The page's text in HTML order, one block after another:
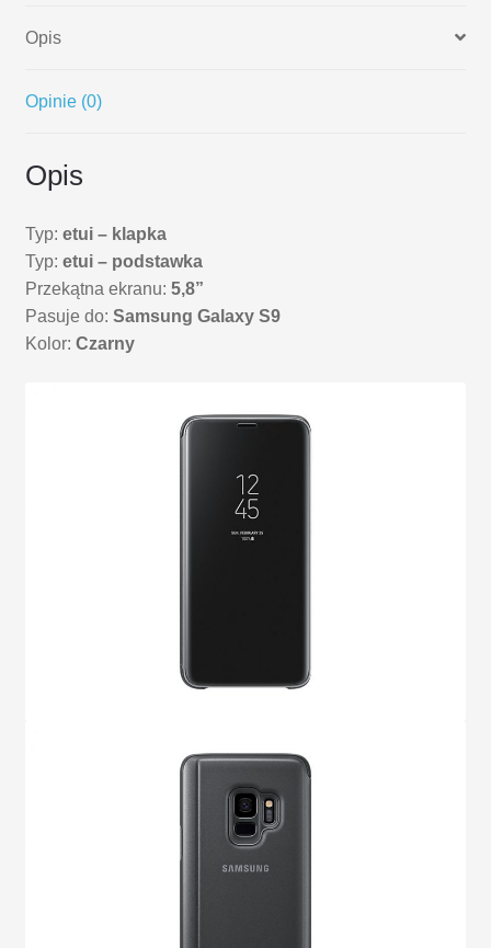
Opis
Opinie (0)
Opis
Typ: etui – klapka
Typ: etui – podstawka
Przekątna ekranu: 5,8”
Pasuje do: Samsung Galaxy S9
Kolor: Czarny